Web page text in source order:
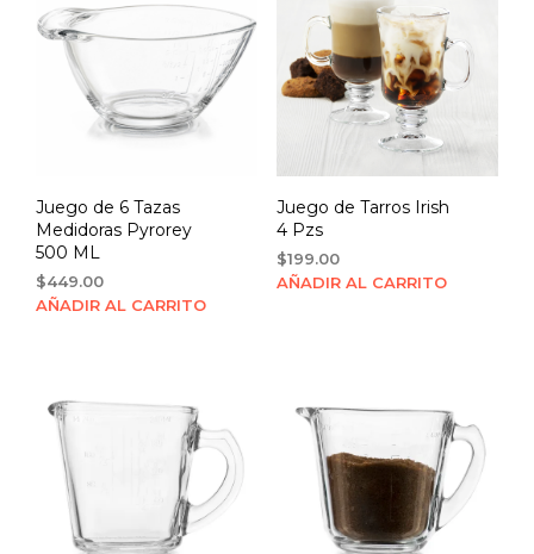
Juego de 6 Tazas
Medidoras Pyrorey
500 ML
$449.00
AÑADIR AL CARRITO
Juego de Tarros Irish
4 Pzs
$199.00
AÑADIR AL CARRITO